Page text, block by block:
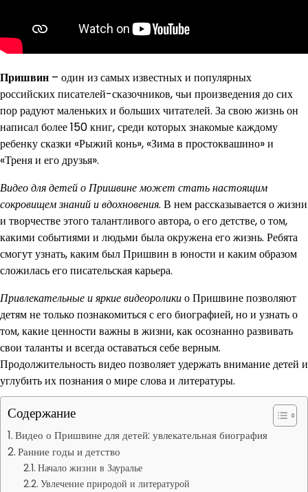
Пришвин – один из самых известных и популярных
российских писателей-сказочников, чьи произведения до сих
пор радуют маленьких и больших читателей. За свою жизнь он
написал более 150 книг, среди которых знакомые каждому
ребенку сказки «Рыжий конь», «Зима в простоквашино» и
«Треня и его друзья».
Видео для детей о Пришвине может стать настоящим
сокровищем знаний и вдохновения. В нем рассказывается о жизни
и творчестве этого талантливого автора, о его детстве, о том,
какими событиями и людьми была окружена его жизнь. Ребята
смогут узнать, каким был Пришвин в юности и каким образом
сложилась его писательская карьера.
Привлекательные и яркие видеороликио Пришвине позволяют
детям не только познакомиться с его биографией, но и узнать о
том, какие ценности важны в жизни, как осознанно развивать
свои таланты и всегда оставаться себе верным.
Продолжительность видео позволяет удержать внимание детей и
углубить их познания о мире слова и литературы.
Содержание
Видео о Пришвине для детей: увлекательная биография
Ранние годы и детство
Начало жизни в Зауралье
Увлечение природой и литературой